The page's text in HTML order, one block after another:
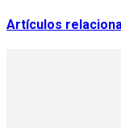
Artículos